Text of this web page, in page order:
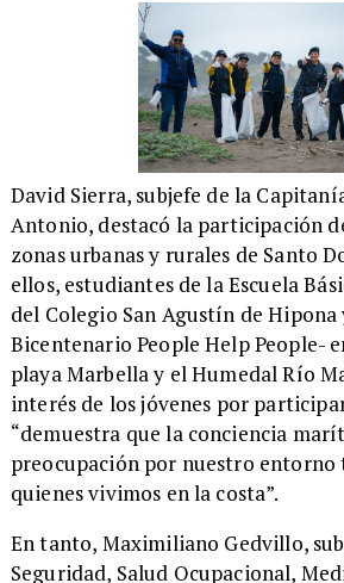
​David Sierra, subjefe de la
Antonio, destacó la participación
zonas urbanas y rurales de Santo
ellos, estudiantes de la Escuela
del Colegio San Agustín de Hipona
Bicentenario People Help People-
playa Marbella y el Humedal Río
interés de los jóvenes por
“demuestra que la conciencia
preocupación por nuestro entorno
quienes vivimos en la costa”.
​En tanto, Maximiliano Gedvillo,
Seguridad, Salud Ocupacional,